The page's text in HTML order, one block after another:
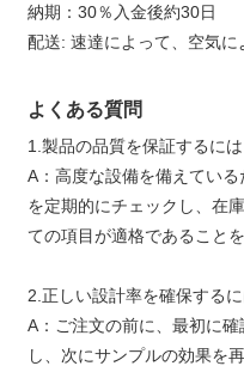
納期：30％入金後約30日
配送: 速達によって、空気に
よくある質問
1.製品の品質を保証するに
A：高度な設備を備えてい
を定期的にチェックし、在
ての項目が適格であること
2.正しい設計率を確保する
A：ご注文の前に、最初に
し、次にサンプルの効果を